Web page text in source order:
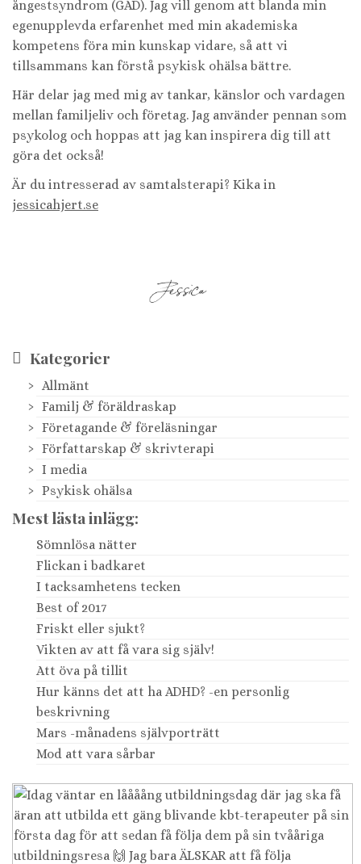
ångestsyndrom (GAD). Jag vill genom att blanda min
egenupplevda erfarenhet med min akademiska
kompetens föra min kunskap vidare, så att vi
tillsammans kan förstå psykisk ohälsa bättre.
Här delar jag med mig av tankar, känslor och vardagen
mellan familjeliv och företag. Jag använder pennan som
psykolog och hoppas att jag kan inspirera dig till att
göra det också!
Är du intresserad av samtalsterapi? Kika in
jessicahjert.se
Kategorier
Allmänt
Familj & föräldraskap
Företagande & föreläsningar
Författarskap & skrivterapi
I media
Psykisk ohälsa
Mest lästa inlägg:
Sömnlösa nätter
Flickan i badkaret
I tacksamhetens tecken
Best of 2017
Friskt eller sjukt?
Vikten av att få vara sig själv!
Att öva på tillit
Hur känns det att ha ADHD? -en personlig
beskrivning
Mars -månadens självporträtt
Mod att vara sårbar